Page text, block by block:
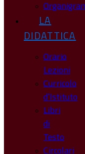
LA
DIDATTICA
Orario
Lezioni
Curricolo
d’Istituto
Libri
di
Testo
Circolari